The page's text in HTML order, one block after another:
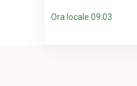
Ora locale 09:03